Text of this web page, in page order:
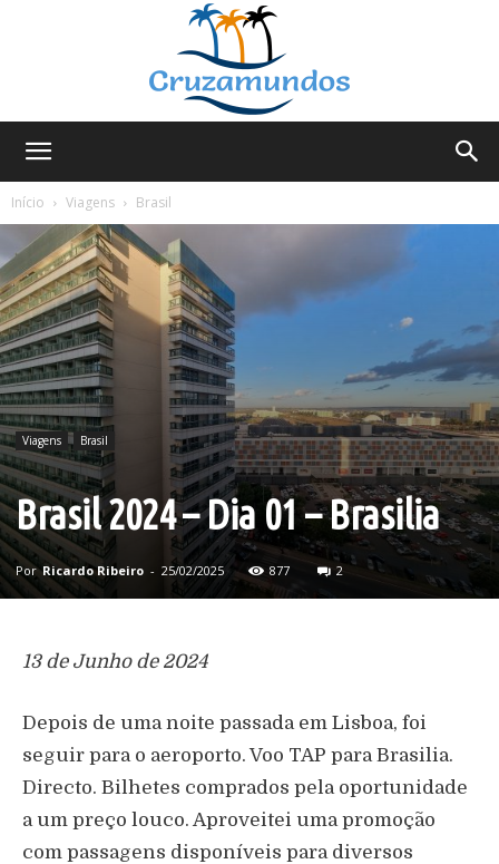
Início
Viagens Brasil
Viagens Brasil
Brasil 2024 – Dia 01 – Brasilia
Por Ricardo Ribeiro - 25/02/2025 877 2
13 de Junho de 2024
Depois de uma noite passada em Lisboa, foi
seguir para o aeroporto. Voo TAP para Brasilia.
Directo. Bilhetes comprados pela oportunidade
a um preço louco. Aproveitei uma promoção
com passagens disponíveis para diversos